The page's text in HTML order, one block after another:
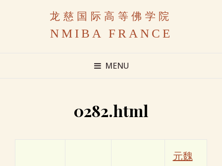
龙慈国际高等佛学院
NMIBA FRANCE
MENU
0282.html
元魏